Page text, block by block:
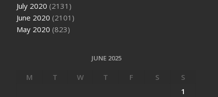
July 2020 (2131)
June 2020 (2101)
May 2020 (823)
JUNE 2025
M T W T F S
S
1